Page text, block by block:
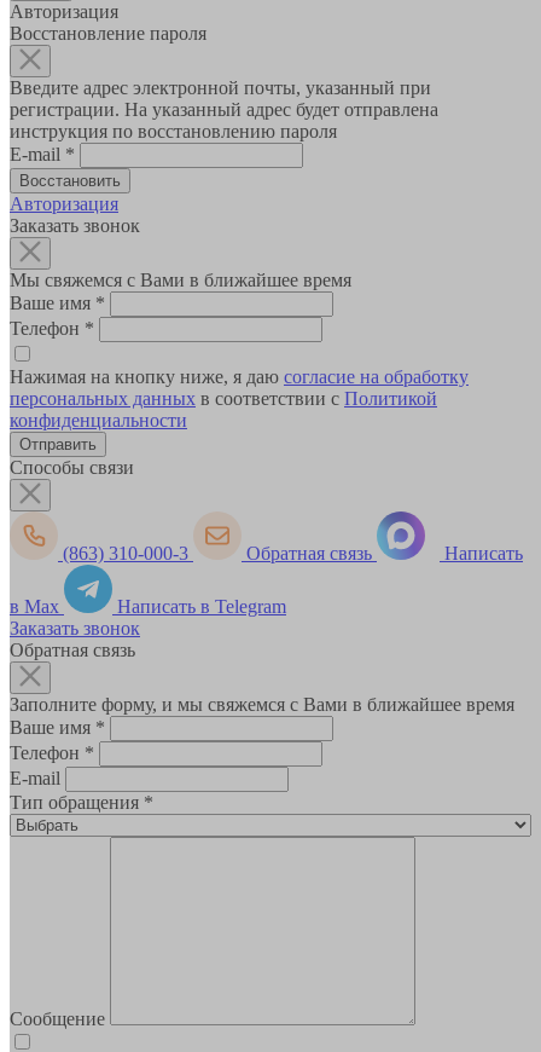
Авторизация
Восстановление пароля
Введите адрес электронной почты, указанный при
регистрации. На указанный адрес будет отправлена
инструкция по восстановлению пароля
E-mail *
Авторизация
Заказать звонок
Мы свяжемся с Вами в ближайшее время
Ваше имя *
Телефон *
Нажимая на кнопку ниже, я даю согласие на обработку
персональных данных в соответствии с Политикой
конфиденциальности
Способы связи
(863) 310-000-3 Обратная связь Написать
в Max
Написать в Telegram
Заказать звонок
Обратная связь
Заполните форму, и мы свяжемся с Вами в ближайшее время
Ваше имя *
Телефон *
E-mail
Тип обращения *
Сообщение